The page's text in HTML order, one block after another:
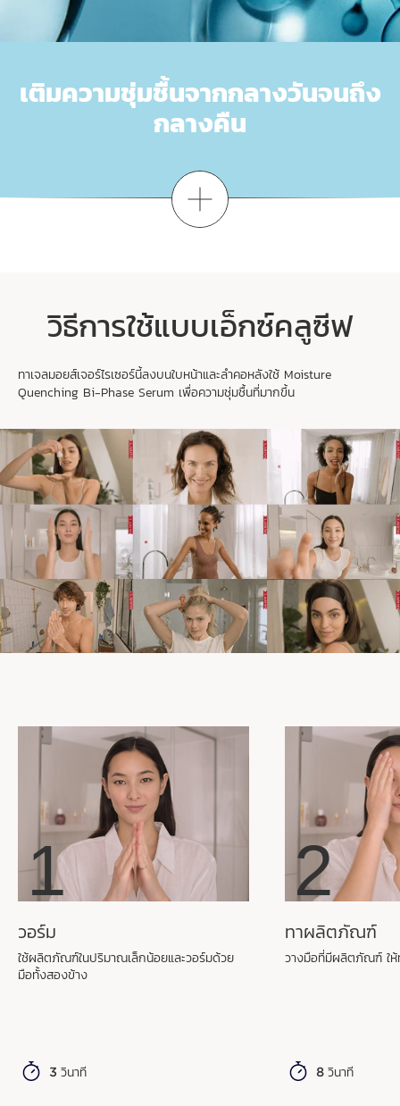
เติมความชุ่มชื้นจากกลางวันจนถึง
กลางคืน
เริ่มต้นกิจวัตรการดูแลผิวสำหรับตอนกลางวันและกลางคืน
1
ใหม่
Hydra‑Essentiel [HA
] Bi-
ข้อมูลเพิ่มเติม
HYDRA-ESSENTIEL [HA ]:
มากกว่าความชุ่มชื้น
กลุ่มผลิตภัณฑ์สำหรับผิวขาดน้ำพร้อม
ดูเพิ่มเติม
วิธีการใช้แบบเอ็กซ์คลูซีฟ
ทาเจลมอยส์เจอร์ไรเซอร์นี้ลงบนใบหน้าและลำคอหลังใช้ Moisture
Quenching Bi-Phase Serum เพื่อความชุ่มชื้นที่มากขึ้น
1
วอร์ม
ใช้ผลิตภัณฑ์ในปริมาณเล็กน้อยและวอร์มด้วย
มือทั้งสองข้าง
3 วินาที
2
ทาผลิตภัณฑ์
วางมือที่มีผลิตภัณฑ์ ให้
8 วินาที